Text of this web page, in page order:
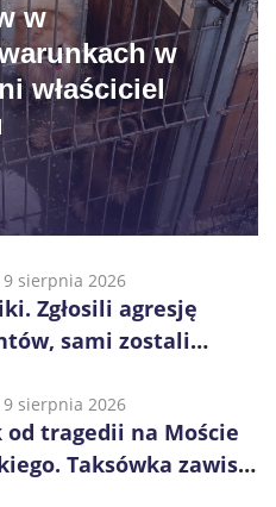
w
w
właściciel
9 sierpnia 2026
Zgłosili agresję
sami zostali
9 sierpnia 2026
od tragedii na Moście
Taksówka zawisła